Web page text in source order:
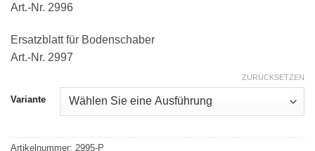
Art.-Nr. 2996
Ersatzblatt für Bodenschaber
Art.-Nr. 2997
Variante
ZURÜCKSETZEN
Artikelnummer: 2995-P